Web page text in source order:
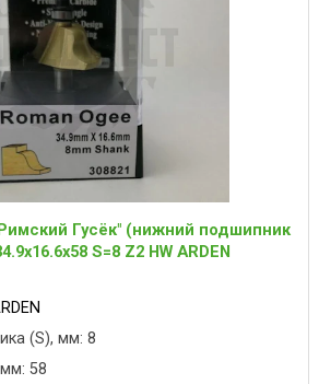
Гусёк" (нижний подшипник
S=8 Z2 HW ARDEN
(S), мм: 8
58